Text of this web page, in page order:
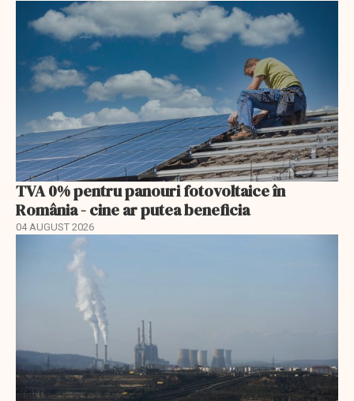
TVA 0% pentru panouri fotovoltaice în
România - cine ar putea beneficia
04 AUGUST 2026